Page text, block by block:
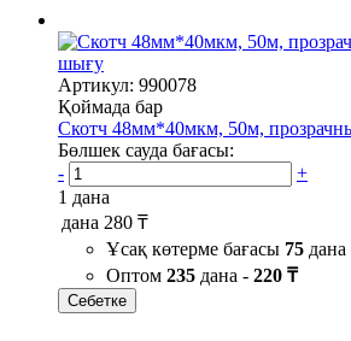
шығу
Артикул: 990078
Қоймада бар
Скотч 48мм*40мкм, 50м,
Бөлшек сауда бағасы:
-
+
1 дана
дана 280 ₸
Ұсақ көтерме бағасы 75 дана
Оптом 235 дана - 220 ₸
Себетке